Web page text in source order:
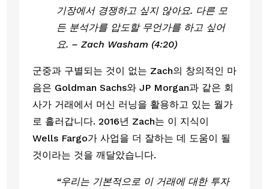
기장에서 경쟁하고 싶지 않아요. 다른 모
든 분석가를 압도할 무언가를 하고 싶어
요. – Zach Washam (4:20)
군중과 구별되는 것이 없는 Zach의 창의적인 마
음은 Goldman Sachs와 JP Morgan과 같은 회
사가 거래에서 머신 러닝을 활용하고 있는 월가
로 흘러갑니다. 2016년 Zach는 이 지식이
Wells Fargo가 사업을 더 잘하는 데 도움이 될
것이라는 것을 깨달았습니다.
“우리는 기본적으로 이 거래에 대한 투자